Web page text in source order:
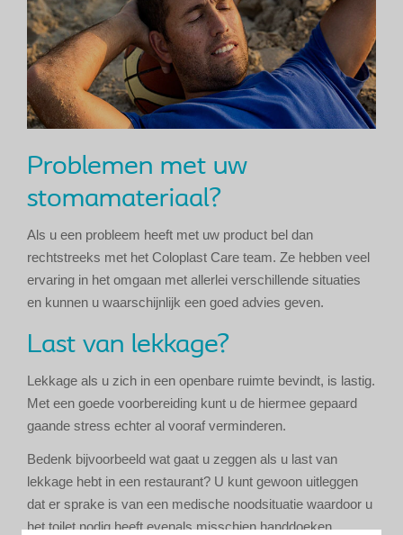
Problemen met uw
stomamateriaal?
Als u een probleem heeft met uw product bel dan
rechtstreeks met het Coloplast Care team. Ze hebben veel
ervaring in het omgaan met allerlei verschillende situaties
en kunnen u waarschijnlijk een goed advies geven.
Last van lekkage?
Lekkage als u zich in een openbare ruimte bevindt, is lastig.
Met een goede voorbereiding kunt u de hiermee gepaard
gaande stress echter al vooraf verminderen.
Bedenk bijvoorbeeld wat gaat u zeggen als u last van
lekkage hebt in een restaurant? U kunt gewoon uitleggen
dat er sprake is van een medische noodsituatie waardoor u
het toilet nodig heeft evenals misschien handdoeken,